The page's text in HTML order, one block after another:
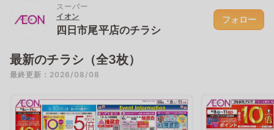
スーパー
イオン
四日市尾平店のチラシ
フォロー
最新のチラシ（全3枚）
最終更新：2026/08/08